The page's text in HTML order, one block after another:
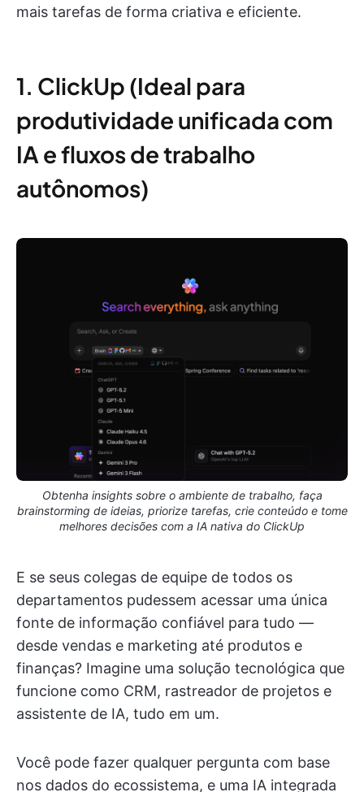
mais tarefas de forma criativa e eficiente.
1. ClickUp (Ideal para
produtividade unificada com
IA e fluxos de trabalho
autônomos)
Obtenha insights sobre o ambiente de trabalho, faça
brainstorming de ideias, priorize tarefas, crie conteúdo e tome
melhores decisões com a IA nativa do ClickUp
E se seus colegas de equipe de todos os
departamentos pudessem acessar uma única
fonte de informação confiável para tudo —
desde vendas e marketing até produtos e
finanças? Imagine uma solução tecnológica que
funcione como CRM, rastreador de projetos e
assistente de IA, tudo em um.
Você pode fazer qualquer pergunta com base
nos dados do ecossistema, e uma IA integrada